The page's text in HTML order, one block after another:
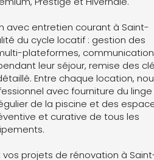
avec entretien courant à Saint-
du cycle locatif : gestion des
plateformes, communication
leur séjour, remise des
Entre chaque location,
avec fourniture du linge
de la piscine et des
et curative de tous les
projets de rénovation à